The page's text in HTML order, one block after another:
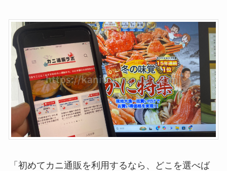
「初めてカニ通販を利用するなら、どこを選べば